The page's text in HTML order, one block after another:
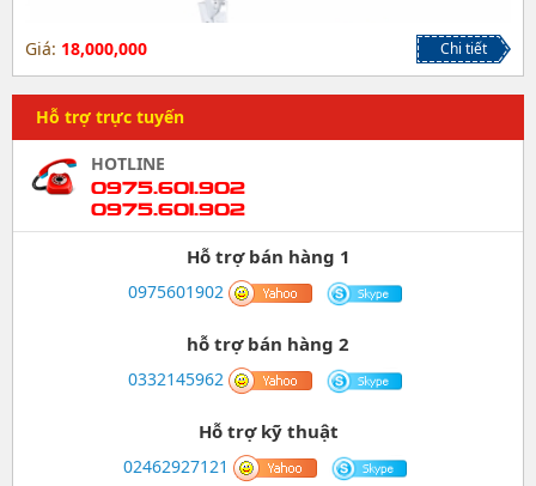
Hỗ trợ trực tuyến
HOTLINE
0975.601.902
0975.601.902
Hỗ trợ bán hàng 1
0975601902
hỗ trợ bán hàng 2
0332145962
Hỗ trợ kỹ thuật
02462927121
Giá: 18,000,000 Chi tiết